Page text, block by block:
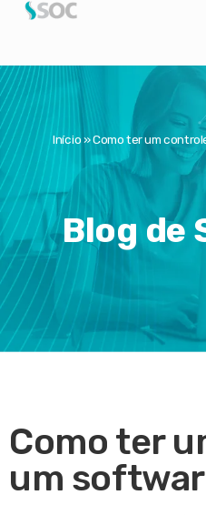
Início»Como ter um
Blog de
Como ter
um